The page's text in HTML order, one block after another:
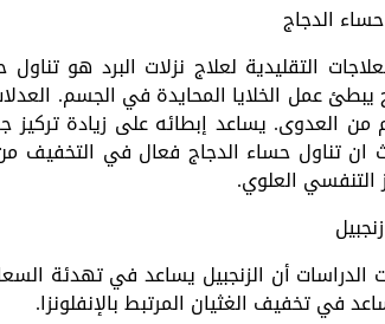
حساء الدجاج
التقليدية لعلاج نزلات البرد هو
يبطئ عمل الخلايا المحايدة في الجسم.
من العدوى. يساعد إبطائه على زيادة تركيز
ان تناول حساء الدجاج فعال في التخفيف
التنفسي العلوي.
زنجبيل
الدراسات أن الزنجبيل يساعد في تهدئة
في تخفيف الغثيان المرتبط بالإنفلونزا.